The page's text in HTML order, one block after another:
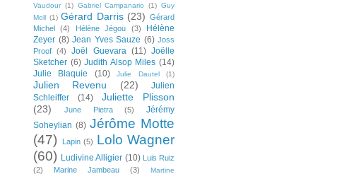
Vaudour (1) Gabriel Campanario (1) Guy
Moll (1) Gérard Darris (23) Gérard
Michel
(4) Hélène Jégou (3)
Hélène
Zeyer (8) Jean Yves Sauze (6) Joss
Proof
(4) Joël Guevara (11) Joëlle
Sketcher (6) Judith Alsop Miles (14)
Julie Blaquie
(10) Julie Dautel (1)
Julien Revenu (22)
Julien
Schleiffer
(14)
Juliette Plisson
(23)
June Pietra (5)
Jérémy
Soheylian (8) Jérôme Motte
(47)
Lapin (5) Lolo Wagner
(60) Ludivine Alligier (10) Luis Ruiz
(2)
Marine Jambeau (3) Martine